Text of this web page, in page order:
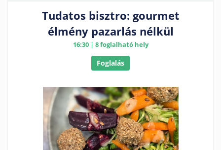
Tudatos bisztro: gourmet
élmény pazarlás nélkül
16:30 | 8 foglalható hely
Foglalás